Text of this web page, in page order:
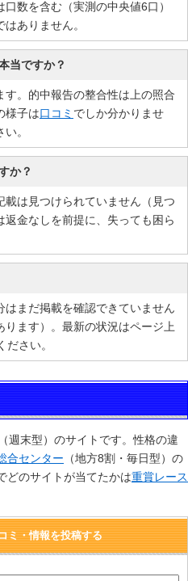
数を含む（実測の中央値6口）
ありません。
当ですか？
。的中報告の整合性は上の照合
様子は口コミ でしか分かりませ
。
か？
は見つけられていません（見つ
金なしを前提に、失っても困ら
はまだ掲載を確認できていません
ります）。最新の状況はページ上
ださい。
週末型）のサイトです。性格の違
合センター （地方8割・毎日型）の
どのサイトが当てたかは重賞レース
ミ・情報を投稿する